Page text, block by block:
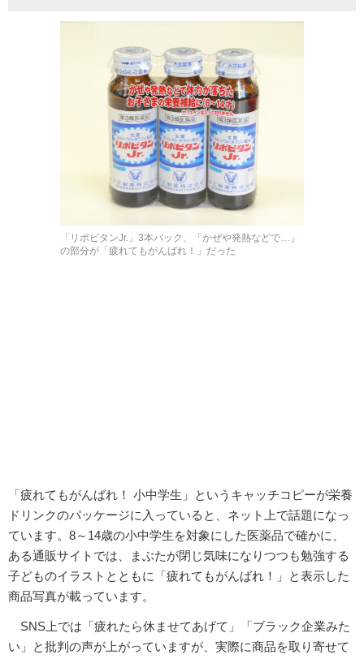
「リポビタンJr.」3本パック、「かぜや発熱などで…」
の部分が「疲れてもがんばれ！」だった
「疲れてもがんばれ！ 小中学生」というキャッチコピーが栄養
ドリンクのパッケージに入っていると、ネット上で話題になっ
ています。8～14歳の小中学生を対象にした医薬品で確かに、
ある通販サイトでは、まぶたが閉じ気味になりつつも勉強する
子どものイラストとともに「疲れてもがんばれ！」と表示した
商品写真が載っています。
SNS上では「疲れたら休ませてあげて」「ブラック企業みた
い」と批判の声が上がっていますが、実際に商品を取り寄せて